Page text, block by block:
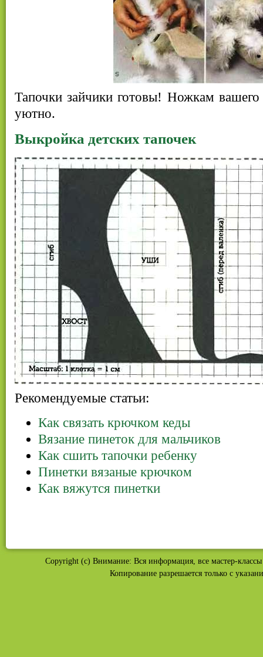
Тапочки зайчики готовы! Ножкам
уютно.
Выкройка детских тапочек
Рекомендуемые статьи:
Как связать крючком кеды
Вязание пинеток для мальчиков
Как сшить тапочки ребенку
Пинетки вязаные крючком
Как вяжутся пинетки
Copyright (c) Внимание: Вся информация, все мастер-
Копирование разрешается только с